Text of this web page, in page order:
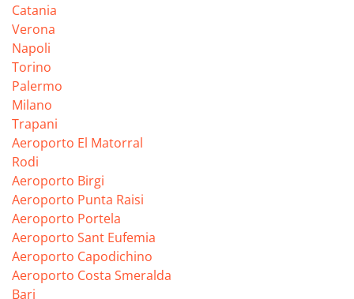
Catania
Verona
Napoli
Torino
Palermo
Milano
Trapani
Aeroporto El Matorral
Rodi
Aeroporto Birgi
Aeroporto Punta Raisi
Aeroporto Portela
Aeroporto Sant Eufemia
Aeroporto Capodichino
Aeroporto Costa Smeralda
Bari